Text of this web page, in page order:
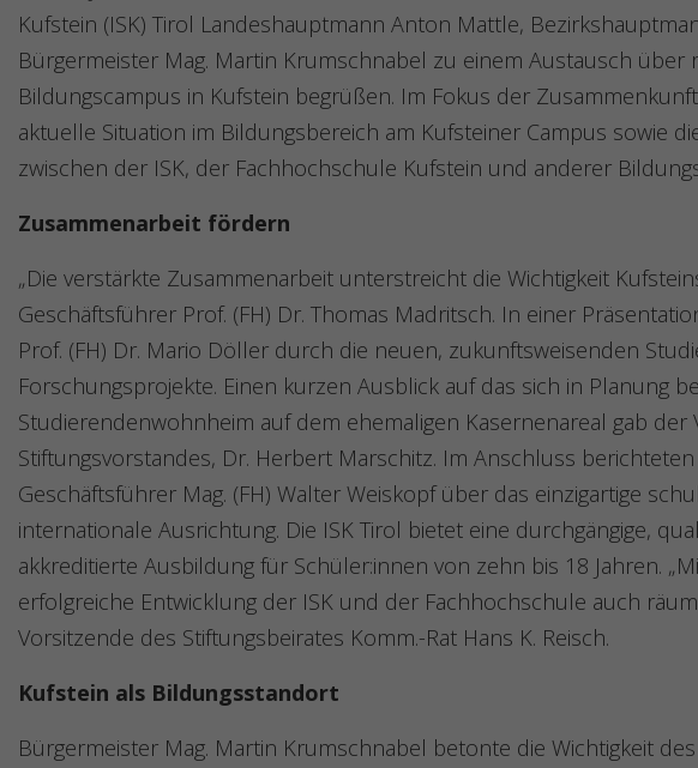
Kufstein (ISK) Tirol Landeshauptmann Anton Mattle,
Bürgermeister Mag. Martin Krumschnabel zu einem Austausch über
Bildungscampus in Kufstein begrüßen. Im Fokus der
aktuelle Situation im Bildungsbereich am Kufsteiner Campus sowie
zwischen der ISK, der Fachhochschule Kufstein und anderer
Zusammenarbeit fördern
„Die verstärkte Zusammenarbeit unterstreicht die Wichtigkeit
Geschäftsführer Prof. (FH) Dr. Thomas Madritsch. In einer
Prof. (FH) Dr. Mario Döller durch die neuen, zukunftsweisenden
Forschungsprojekte. Einen kurzen Ausblick auf das sich in Planung
Studierendenwohnheim auf dem ehemaligen Kasernenareal gab der
Stiftungsvorstandes, Dr. Herbert Marschitz. Im Anschluss
Geschäftsführer Mag. (FH) Walter Weiskopf über das einzigartige
internationale Ausrichtung. Die ISK Tirol bietet eine durchgängige,
akkreditierte Ausbildung für Schüler:innen von zehn bis 18 Jahren.
erfolgreiche Entwicklung der ISK und der Fachhochschule auch
Vorsitzende des Stiftungsbeirates Komm.-Rat Hans K. Reisch.
Kufstein als Bildungsstandort
Bürgermeister Mag. Martin Krumschnabel betonte die Wichtigkeit